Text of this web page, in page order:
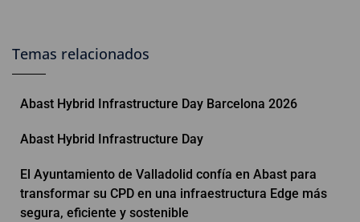
Temas relacionados
Abast Hybrid Infrastructure Day Barcelona 2026
Abast Hybrid Infrastructure Day
El Ayuntamiento de Valladolid confía en Abast para
transformar su CPD en una infraestructura Edge más
segura, eficiente y sostenible